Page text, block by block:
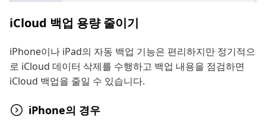
iCloud 백업 용량 줄이기
iPhone이나 iPad의 자동 백업 기능은 편리하지만 정기적으
로 iCloud 데이터 삭제를 수행하고 백업 내용을 점검하면
iCloud 백업을 줄일 수 있습니다.
iPhone의 경우